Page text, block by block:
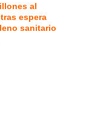
al
espera
sanitario